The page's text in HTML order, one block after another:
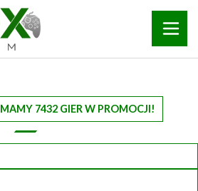
MAMY 7432 GIER W PROMOCJI!